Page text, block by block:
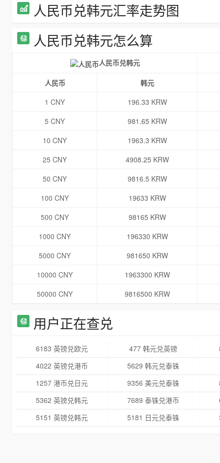
人民币兑韩元汇率走势图
人民币兑韩元怎么算
人民币兑韩元
人民币
韩元
1 CNY
196.33 KRW
5 CNY
981.65 KRW
10 CNY
1963.3 KRW
25 CNY
4908.25 KRW
50 CNY
9816.5 KRW
100 CNY
19633 KRW
500 CNY
98165 KRW
1000 CNY
196330 KRW
5000 CNY
981650 KRW
10000 CNY
1963300 KRW
50000 CNY
9816500 KRW
用户正在查兑
6183 英镑兑欧元 477 韩元兑英镑
4022 英镑兑港币
5629 韩元兑泰铢
1257 港币兑日元
9356 美元兑泰铢
5362 英镑兑韩元
7689 泰铢兑港币
5151 英镑兑韩元
5181 日元兑泰铢